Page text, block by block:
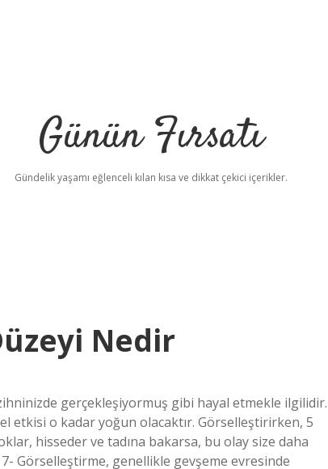
Günün Fırsatı
Gündelik yaşamı eğlenceli kılan kısa ve dikkat çekici içerikler.
Nedir
gerçekleşiyormuş gibi hayal etmekle ilgilidir.
etkisi o kadar yoğun olacaktır. Görselleştirirken, 5
hisseder ve tadına bakarsa, bu olay size daha
Görselleştirme, genellikle gevşeme evresinde